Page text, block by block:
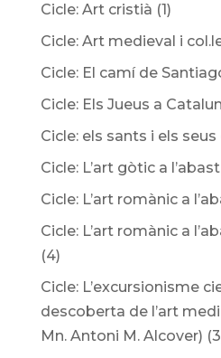
Cicle: Art cristià (1)
Cicle: Art medieval i
Cicle: El camí de
Cicle: Els Jueus a
Cicle: els sants i els
Cicle: L’art gòtic a l’abast
Cicle: L’art romànic a
Cicle: L’art romànic a
(4)
Cicle: L’excursionisme
descoberta de l’art
Mn. Antoni M. Alcover)